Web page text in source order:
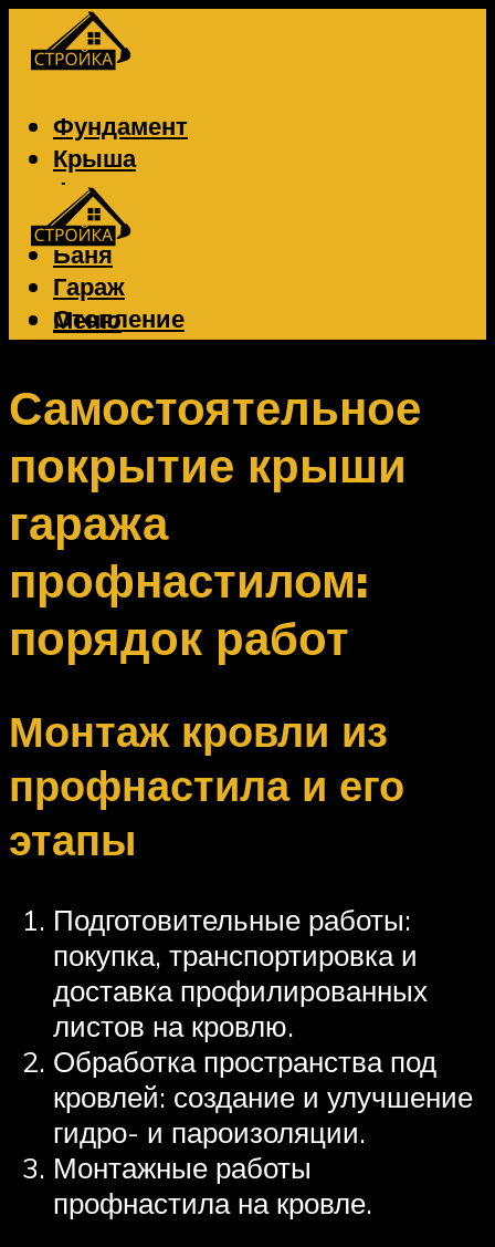
Фундамент
Крыша
Фасад
Забор
Баня
Гараж
Отопление
Вентиляция
Меню
Меню
Самостоятельное
покрытие крыши
гаража
профнастилом:
порядок работ
Монтаж кровли из
профнастила и его
этапы
Подготовительные работы:
покупка, транспортировка и
доставка профилированных
листов на кровлю.
Обработка пространства под
кровлей: создание и улучшение
гидро- и пароизоляции.
Монтажные работы
профнастила на кровле.